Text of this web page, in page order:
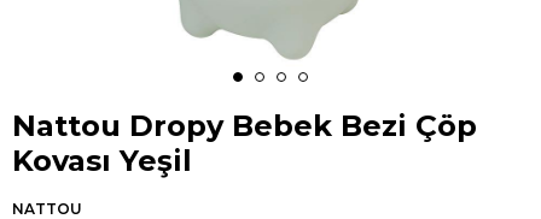
Nattou Dropy Bebek Bezi Çöp
Kovası Yeşil
NATTOU